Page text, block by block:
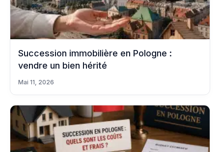
Succession immobilière en Pologne :
vendre un bien hérité
Mai 11, 2026